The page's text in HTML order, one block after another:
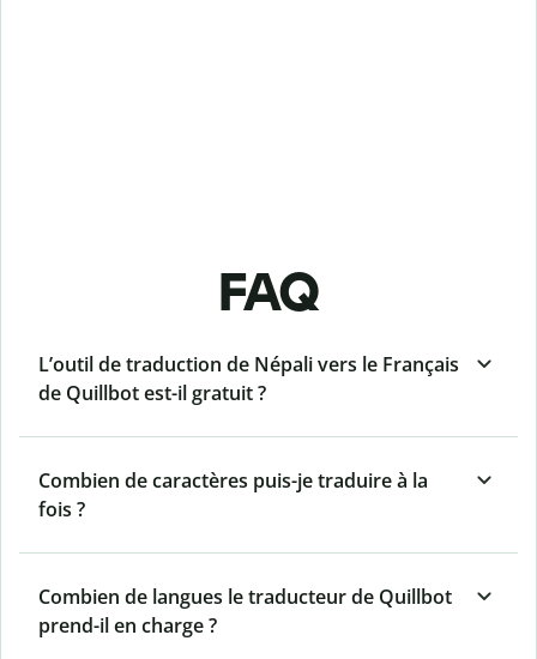
FAQ
L’outil de traduction de Népali vers le Français
de Quillbot est-il gratuit ?
Combien de caractères puis-je traduire à la
fois ?
Combien de langues le traducteur de Quillbot
prend-il en charge ?